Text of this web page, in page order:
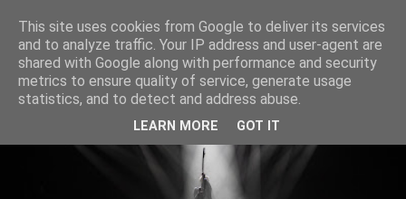
This site uses cookies from Google to deliver its services
and to analyze traffic. Your IP address and user-agent are
shared with Google along with performance and security
metrics to ensure quality of service, generate usage
statistics, and to detect and address abuse.
LEARN MORE GOT IT